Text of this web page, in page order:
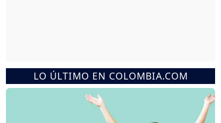
LO ÚLTIMO EN COLOMBIA.COM